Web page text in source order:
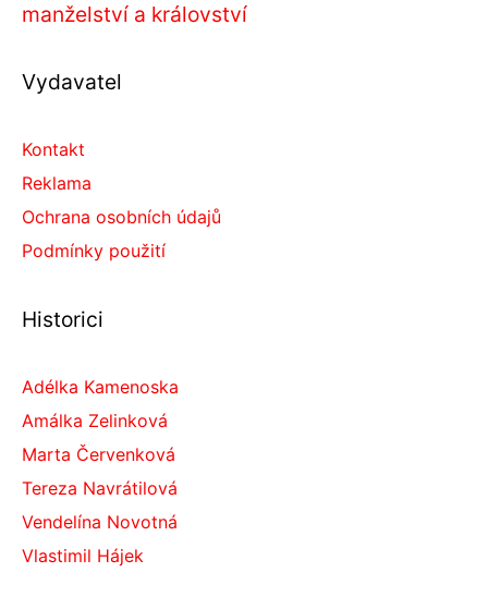
manželství a království
Vydavatel
Kontakt
Reklama
Ochrana osobních údajů
Podmínky použití
Historici
Adélka Kamenoska
Amálka Zelinková
Marta Červenková
Tereza Navrátilová
Vendelína Novotná
Vlastimil Hájek